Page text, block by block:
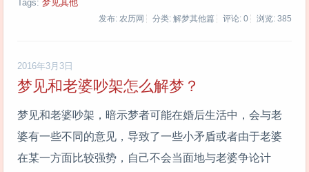
Tags: 梦见其他
发布: 农历网 分类: 解梦其他篇 评论: 0 浏览: 385
2016年3月3日
梦见和老婆吵架怎么解梦？
梦见和老婆吵架，暗示梦者可能在婚后生活中，会与老
婆有一些不同的意见，导致了一些小矛盾或者由于老婆
在某一方面比较强势，自己不会当面地与老婆争论计